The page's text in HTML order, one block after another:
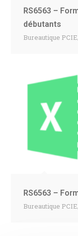
RS6563 –
débutants
Bureautique
RS6563 –
Bureautique